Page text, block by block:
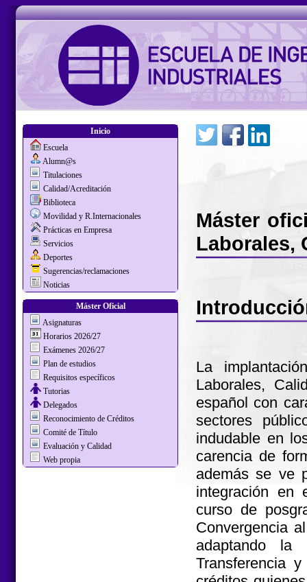
Inicio
Escuela
Alumn@s
Titulaciones
Calidad/Acreditación
Biblioteca
Movilidad y R.Internacionales
Prácticas en Empresa
Servicios
Deportes
Sugerencias/reclamaciones
Noticias
Máster Oficial
Asignaturas
Horarios 2026/27
Exámenes 2026/27
Plan de estudios
Requisitos específicos
Tutorias
Delegados
Reconocimiento de Créditos
Comité de Título
Evaluación y Calidad
Web propia
Máster
Laborales,
La
Laborales,
español con
sectores
indudable en
carencia de
además se ve
integración en
curso de
Convergencia
adaptando la
Transferencia